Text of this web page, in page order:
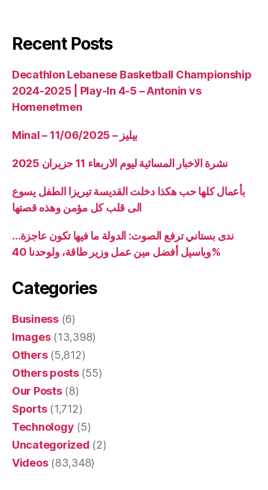
Recent Posts
Decathlon Lebanese Basketball Championship
2024-2025 | Play-In 4-5 – Antonin vs
Homenetmen
Minal – 11/06/2025 – بيليز
نشرة الاخبار المسائية ليوم الاربعاء 11 حزيران 2025
بأعمال كلها حب هكذا دخلت القديسة تيريزا الطفل يسوع
الى قلب كل مؤمن وهذه قصتها
ندى بستاني ترفع الصوت: الدولة ما فيها تكون عاجزة…
وباسيل أفضل مين عمل وزير طاقة، ولوحدنا 40%
Categories
Business(6)
Images(13,398)
Others(5,812)
Others posts(55)
Our Posts(8)
Sports(1,712)
Technology (5)
Uncategorized (2)
Videos(83,348)